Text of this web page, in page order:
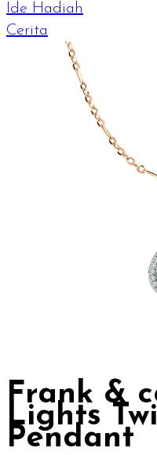
Ide Hadiah
Cerita
Frank &
Lights
Pendant